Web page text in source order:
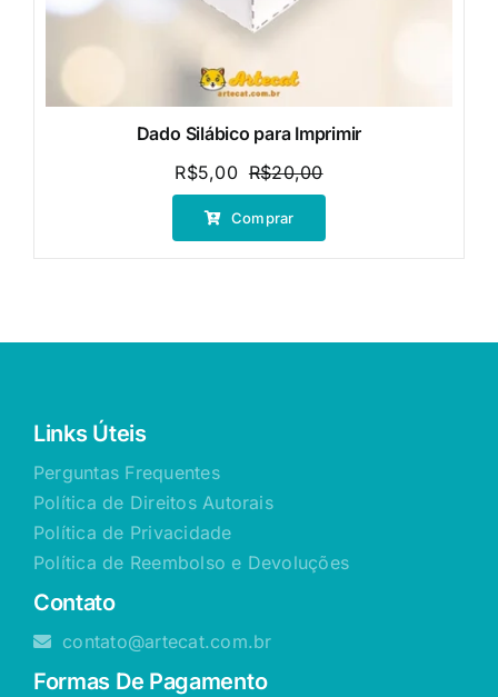
Dado Silábico para Imprimir
R$20,00O
preço
era:
R$5,00
O
preço
é:
Comprar
Links Úteis
Perguntas Frequentes
Política de Direitos Autorais
Política de Privacidade
Política de Reembolso e Devoluções
Contato
contato@artecat.com.br
Formas De Pagamento